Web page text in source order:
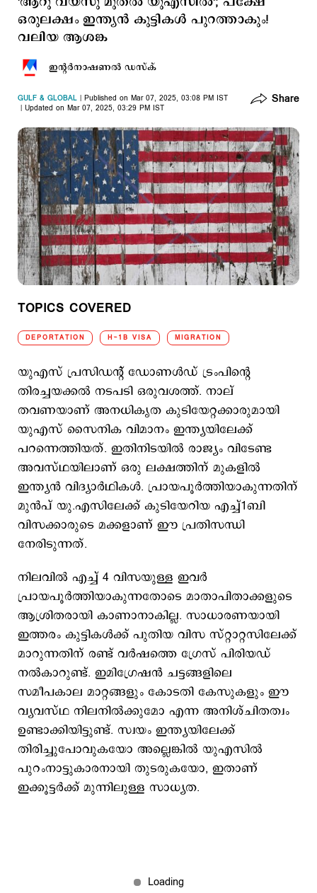
ഒരുലക്ഷം ഇന്ത്യന്‍ കുട്ടികള്‍ പുറത്താകും!
വലിയ ആശങ്ക
ഇന്‍റര്‍നാഷണല്‍ ഡസ്ക്
GULF & GLOBAL
Published on Mar 07, 2025, 03:08 PM IST
Updated on Mar 07, 2025, 03:29 PM IST
Share
TOPICS COVERED
DEPORTATION H-1B VISA MIGRATION
യുഎസ് പ്രസിഡന്‍റ് ഡോണള്‍ഡ് ട്രംപിന്‍റെ
തിരച്ചയക്കല്‍ നടപടി ഒരുവശത്ത്. നാല്
തവണയാണ് അനധികൃത കുടിയേറ്റക്കാരുമായി
യുഎസ് സൈനിക വിമാനം ഇന്ത്യയിലേക്ക്
പറന്നെത്തിയത്. ഇതിനിടയില്‍ രാജ്യം വിടേണ്ട
അവസ്ഥയിലാണ് ഒരു ലക്ഷത്തിന് മുകളില്‍
ഇന്ത്യന്‍ വിദ്യാര്‍ഥികള്‍. പ്രായപൂര്‍ത്തിയാകുന്നതിന്
മുന്‍പ് യു.എസിലേക്ക് കുടിയേറിയ എച്ച്1ബി
വിസക്കാരുടെ മക്കളാണ് ഈ പ്രതിസന്ധി
നേരിടുന്നത്.
നിലവില്‍ എച്ച് 4 വിസയുള്ള ഇവര്‍
പ്രായപൂര്‍ത്തിയാകുന്നതോടെ മാതാപിതാക്കളുടെ
ആശ്രിതരായി കാണാനാകില്ല. സാധാരണയായി
ഇത്തരം കുട്ടികള്‍ക്ക് പുതിയ വിസ സ്റ്റാറ്റസിലേക്ക്
മാറുന്നതിന് രണ്ട് വര്‍ഷത്തെ ഗ്രേസ് പിരിയഡ്
നല്‍കാറുണ്ട്. ഇമിഗ്രേഷൻ ചട്ടങ്ങളിലെ
സമീപകാല മാറ്റങ്ങളും കോടതി കേസുകളും ഈ
വ്യവസ്ഥ നിലനിൽക്കുമോ എന്ന അനിശ്ചിതത്വം
ഉണ്ടാക്കിയിട്ടുണ്ട്. സ്വയം ഇന്ത്യയിലേക്ക്
തിരിച്ചുപോവുകയോ അല്ലെങ്കില്‍ യുഎസില്‍
പുറംനാട്ടുകാരനായി തുടരുകയോ, ഇതാണ്
ഇക്കൂട്ടര്‍ക്ക് മുന്നിലുള്ള സാധ്യത.